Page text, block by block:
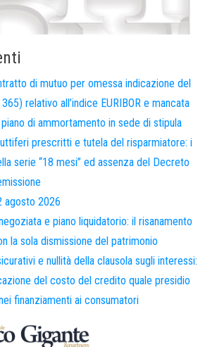
di mutuo per omessa indicazione del
relativo all’indice EURIBOR e mancata
di ammortamento in sede di stipula
prescritti e tutela del risparmiatore: i
serie “18 mesi” ed assenza del Decreto
agosto 2026
e piano liquidatorio: il risanamento
la sola dismissione del patrimonio
e nullità della clausola sugli interessi:
del costo del credito quale presidio
finanziamenti ai consumatori